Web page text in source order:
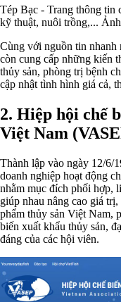
Tép Bạc - Trang thông tin
kỹ thuật, nuôi trồng,...
Cùng với nguồn tin nhanh
còn cung cấp những kiến
thủy sản, phòng trị bệnh
cập nhật tình hình giá cả,
2. Hiệp hội chế
Việt Nam
Thành lập vào ngày 12/6/
doanh nghiệp hoạt động
nhằm mục đích phối hợp,
giúp nhau nâng cao giá
phẩm thủy sản Việt Nam,
biến xuất khẩu thủy sản,
đáng của các hội viên.